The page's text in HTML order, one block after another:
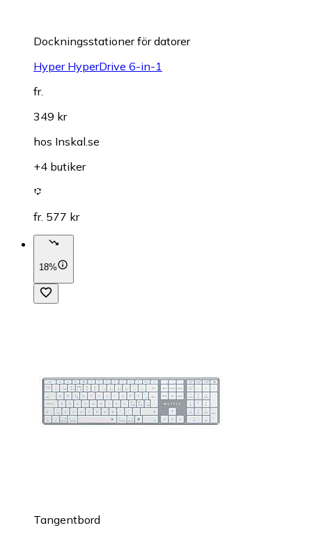
Dockningsstationer för datorer
Hyper HyperDrive 6-in-1
fr.
349 kr
hos Inskal.se
+4 butiker
fr. 577 kr
18%
Tangentbord